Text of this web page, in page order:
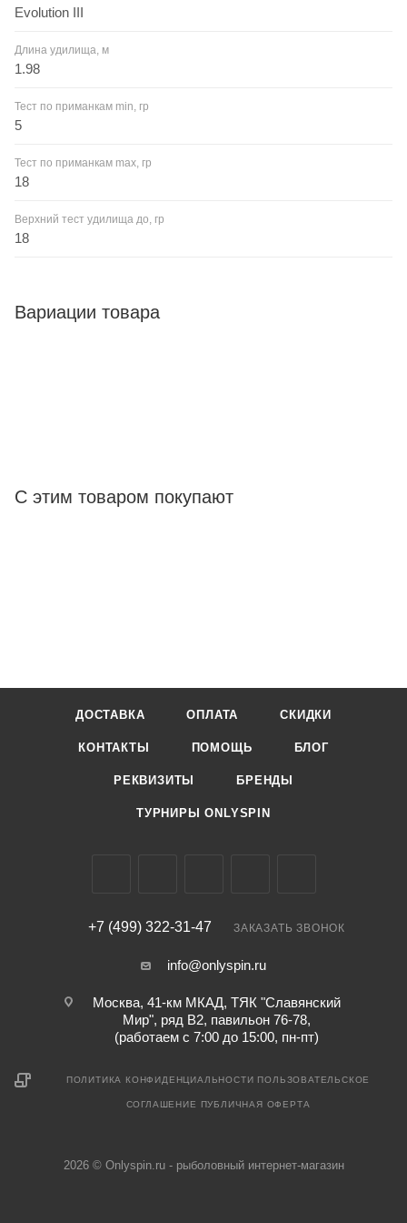
Evolution III
Длина удилища, м
1.98
Тест по приманкам min, гр
5
Тест по приманкам max, гр
18
Верхний тест удилища до, гр
18
Вариации товара
С этим товаром покупают
ДОСТАВКА ОПЛАТА СКИДКИ
КОНТАКТЫ ПОМОЩЬ БЛОГ
РЕКВИЗИТЫ БРЕНДЫ
ТУРНИРЫ ONLYSPIN
+7 (499) 322-31-47 ЗАКАЗАТЬ ЗВОНОК
info@onlyspin.ru
Москва, 41-км МКАД, ТЯК "Славянский
Мир", ряд В2, павильон 76-78,
(работаем с 7:00 до 15:00, пн-пт)
ПОЛИТИКА КОНФИДЕНЦИАЛЬНОСТИ ПОЛЬЗОВАТЕЛЬСКОЕ
СОГЛАШЕНИЕ ПУБЛИЧНАЯ ОФЕРТА
2026 © Onlyspin.ru - рыболовный интернет-магазин